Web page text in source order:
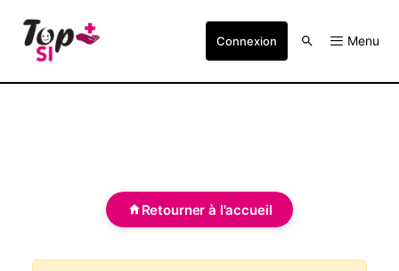
Connexion Menu
Retourner à l'accueil